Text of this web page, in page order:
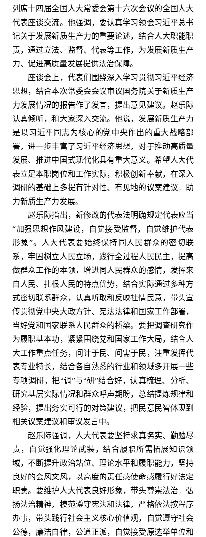
列席十四届全国人大常委会第十六次会议的全国人大
代表座谈交流。他强调，要认真学习领会习近平总书
记关于发展新质生产力的重要论述，结合人大职能职
责，通过立法、监督、代表等工作，为发展新质生产
力、促进高质量发展提供法治保障。
座谈会上，代表们围绕深入学习贯彻习近平经济
思想，结合本次常委会会议审议国务院关于新质生产
力发展情况的报告作了发言，提出意见建议。赵乐际
认真倾听，和大家深入交流。他说，发展新质生产力
是以习近平同志为核心的党中央作出的重大战略部
署，进一步丰富了习近平经济思想，对于推动高质量
发展、推进中国式现代化具有重大意义。希望人大代
表立足本职岗位和工作实际，积极创新奉献，在深入
调研的基础上多提有针对性、有见地的议案建议，助
力新质生产力发展。
赵乐际指出，新修改的代表法明确规定代表应当
“加强思想作风建设，自觉接受监督，自觉维护代表
形象”。人大代表要始终保持同人民群众的密切联
系，牢固树立人民立场，践行全过程人民民主，提高
做群众工作的本领，增进同人民群众的感情，发挥来
自人民、扎根人民的特点优势，结合实际通过多种方
式密切联系群众，认真听取和反映社情民意，带头宣
传贯彻党中央大政方针、宪法法律和国家工作部署，
当好党和国家联系人民群众的桥梁。要把调查研究作
为履职基本功，紧紧围绕党和国家工作大局，结合人
大工作重点任务，问计于民、问需于民，注重发挥代
表专业特长，结合各自熟悉的行业和领域多开展一些
专项调研，把“调”与“研”结合好，认真梳理、分析、
研究基层实际情况和群众呼声期盼，总结提炼规律和
经验，提出务实可行的对策建议，把民意民智体现到
相关议案建议和审议发言中。
赵乐际强调，人大代表要坚持求真务实、勤勉尽
责，自觉强化理论武装，结合履职所需拓展知识领
域，不断提升政治站位、理论水平和履职能力，坚持
良好的会风文风，以高度的责任感使命感履行好法定
职责。要维护人大代表良好形象，带头尊崇法治，弘
扬法治精神，模范遵守宪法和法律，严格依法按程序
办事，带头践行社会主义核心价值观，自觉遵守社会
公德，廉洁自律，公道正派，自觉接受原选举单位和